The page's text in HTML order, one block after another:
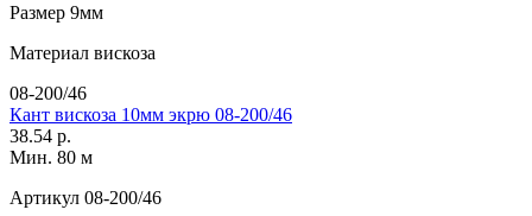
Размер 9мм
Материал вискоза
08-200/46
Кант вискоза 10мм экрю 08-200/46
38.54 р.
Мин. 80 м
Артикул 08-200/46